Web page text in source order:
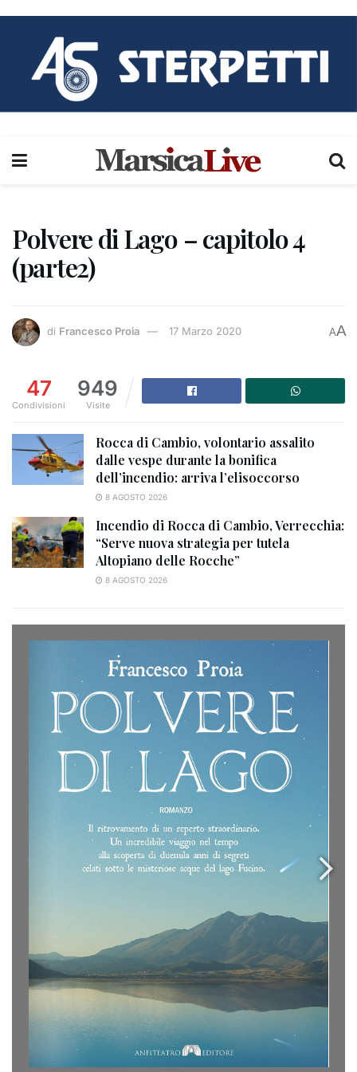
Polvere di Lago – capitolo 4
(parte2)
di Francesco Proia 17 Marzo 2020 AA
47
Condivisioni
949
Visite
Rocca di Cambio, volontario assalito
dalle vespe durante la bonifica
dell’incendio: arriva l’elisoccorso
8 AGOSTO 2026
Incendio di Rocca di Cambio, Verrecchia:
“Serve nuova strategia per tutela
Altopiano delle Rocche”
8 AGOSTO 2026